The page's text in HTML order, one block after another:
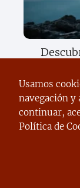
Usamos
navegación
continuar,
Política de